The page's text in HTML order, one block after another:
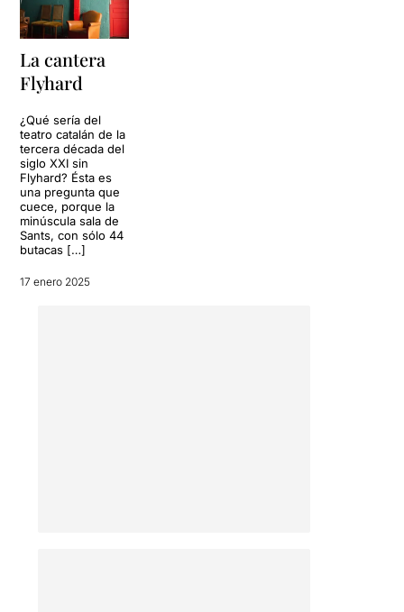
La cantera
Flyhard
¿Qué sería del
teatro catalán de la
tercera década del
siglo XXI sin
Flyhard? Ésta es
una pregunta que
cuece, porque la
minúscula sala de
Sants, con sólo 44
butacas […]
17 enero 2025